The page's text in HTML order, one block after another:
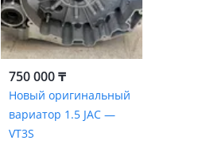
750 000 ₸
Новый оригинальный
вариатор 1.5 JAC —
VT3S